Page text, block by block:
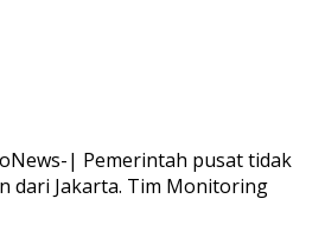
| Pemerintah pusat tidak
dari Jakarta. Tim Monitoring